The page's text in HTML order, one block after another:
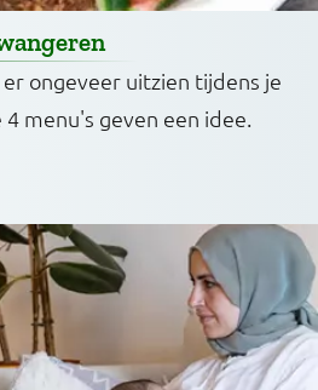
ongeveer uitzien tijdens je
4 menu's geven een idee.